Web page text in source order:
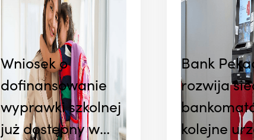
Wniosek o
dofinansowanie
wyprawki szkolnej
już dostępny w
Bank
rozwija
kolejne